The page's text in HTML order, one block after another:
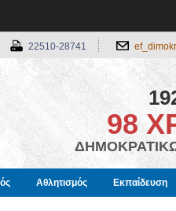
22510-28741
98
Αθλητισμός Εκπαίδευση